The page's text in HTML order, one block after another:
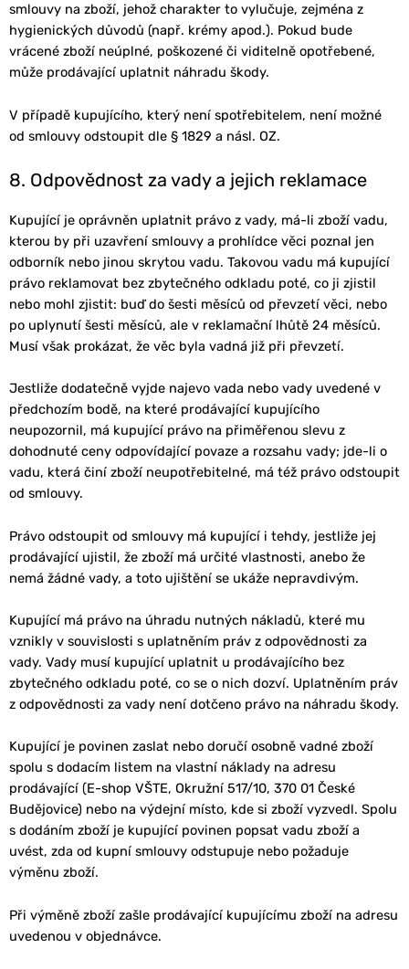
smlouvy na zboží, jehož charakter to vylučuje, zejména z
hygienických důvodů (např. krémy apod.). Pokud bude
vrácené zboží neúplné, poškozené či viditelně opotřebené,
může prodávající uplatnit náhradu škody.
V případě kupujícího, který není spotřebitelem, není možné
od smlouvy odstoupit dle § 1829 a násl. OZ.
8. Odpovědnost za vady a jejich reklamace
Kupující je oprávněn uplatnit právo z vady, má-li zboží vadu,
kterou by při uzavření smlouvy a prohlídce věci poznal jen
odborník nebo jinou skrytou vadu. Takovou vadu má kupující
právo reklamovat bez zbytečného odkladu poté, co ji zjistil
nebo mohl zjistit: buď do šesti měsíců od převzetí věci, nebo
po uplynutí šesti měsíců, ale v reklamační lhůtě 24 měsíců.
Musí však prokázat, že věc byla vadná již při převzetí.
Jestliže dodatečně vyjde najevo vada nebo vady uvedené v
předchozím bodě, na které prodávající kupujícího
neupozornil, má kupující právo na přiměřenou slevu z
dohodnuté ceny odpovídající povaze a rozsahu vady; jde-li o
vadu, která činí zboží neupotřebitelné, má též právo odstoupit
od smlouvy.
Právo odstoupit od smlouvy má kupující i tehdy, jestliže jej
prodávající ujistil, že zboží má určité vlastnosti, anebo že
nemá žádné vady, a toto ujištění se ukáže nepravdivým.
Kupující má právo na úhradu nutných nákladů, které mu
vznikly v souvislosti s uplatněním práv z odpovědnosti za
vady. Vady musí kupující uplatnit u prodávajícího bez
zbytečného odkladu poté, co se o nich dozví. Uplatněním práv
z odpovědnosti za vady není dotčeno právo na náhradu škody.
Kupující je povinen zaslat nebo doručí osobně vadné zboží
spolu s dodacím listem na vlastní náklady na adresu
prodávající (E-shop VŠTE, Okružní 517/10, 370 01 České
Budějovice) nebo na výdejní místo, kde si zboží vyzvedl. Spolu
s dodáním zboží je kupující povinen popsat vadu zboží a
uvést, zda od kupní smlouvy odstupuje nebo požaduje
výměnu zboží.
Při výměně zboží zašle prodávající kupujícímu zboží na adresu
uvedenou v objednávce.